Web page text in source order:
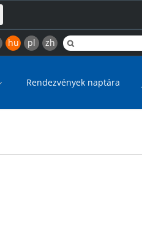
hu pl zh
Rendezvények naptára